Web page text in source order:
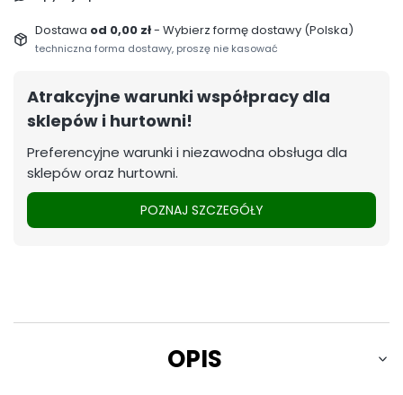
Dostawa od 0,00 zł- Wybierz formę dostawy (Polska)
techniczna forma dostawy, proszę nie kasować
Atrakcyjne warunki współpracy dla
sklepów i hurtowni!
Preferencyjne warunki i niezawodna obsługa dla
sklepów oraz hurtowni.
POZNAJ SZCZEGÓŁY
OPIS